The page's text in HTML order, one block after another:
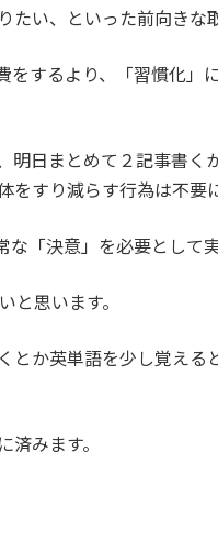
い、といった前向きな
するより、「習慣化
日まとめて２記事書
をすり減らす行為は不要
「決意」を必要として
と思います。
とか英単語を少し覚え
みます。